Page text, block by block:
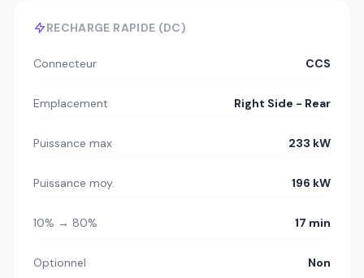
RECHARGE RAPIDE (DC)
Connecteur CCS
Emplacement Right Side - Rear
Puissance max 233 kW
Puissance moy. 196 kW
10% → 80% 17 min
Optionnel Non